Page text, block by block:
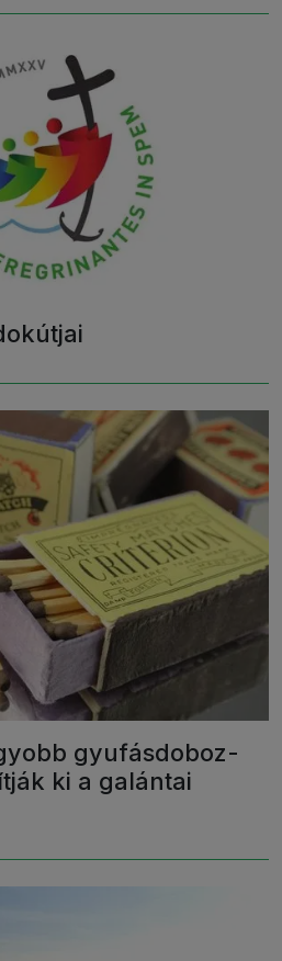
gyufásdoboz-
ki a galántai